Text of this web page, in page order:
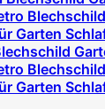
Garten